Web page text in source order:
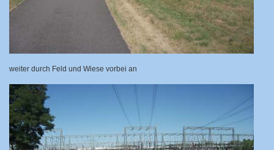
weiter durch Feld und Wiese vorbei an